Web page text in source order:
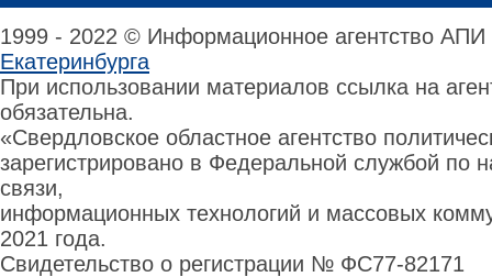
1999 - 2022 © Информационное агентство
Екатеринбурга
При использовании материалов ссылка на
обязательна.
«Свердловское областное агентство
зарегистрировано в Федеральной службой по
связи,
информационных технологий и массовых
2021 года.
Свидетельство о регистрации № ФС77-82171